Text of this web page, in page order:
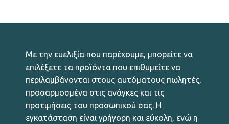
Με την ευελιξία που παρέχουμε, μπορείτε να
επιλέξετε τα προϊόντα που επιθυμείτε να
περιλαμβάνονται στους αυτόματους πωλητές,
προσαρμοσμένα στις ανάγκες και τις
προτιμήσεις του προσωπικού σας. Η
εγκατάσταση είναι γρήγορη και εύκολη, ενώ η